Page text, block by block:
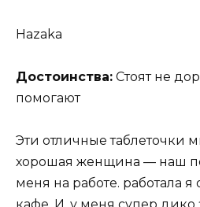
Hazaka
Достоинства: Стоят не
помогают
Эти отличные таблеточки
хорошая женщина — наш
меня на работе. работала